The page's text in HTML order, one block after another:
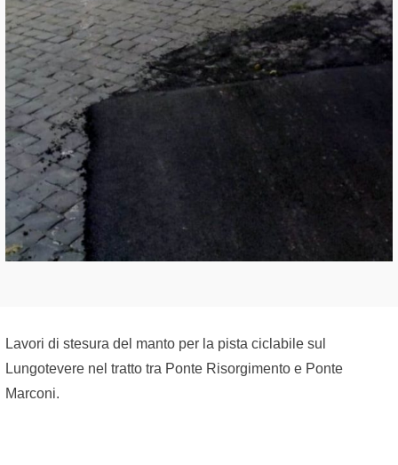
Lavori di stesura del manto per la pista ciclabile sul
Lungotevere nel tratto tra Ponte Risorgimento e Ponte
Marconi.